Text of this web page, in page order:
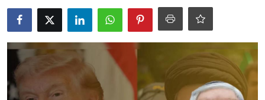
Epaper
धर्म
लाइफस्टाइल
टेक